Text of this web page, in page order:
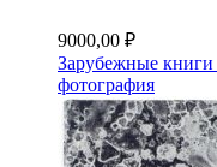
9000,00 ₽
Зарубежные книги
фотография